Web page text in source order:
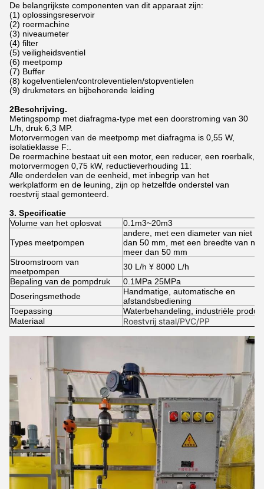
De belangrijkste componenten van dit apparaat zijn:
(1) oplossingsreservoir
(2) roermachine
(3) niveaumeter
(4) filter
(5) veiligheidsventiel
(6) meetpomp
(7) Buffer
(8) kogelventielen/controleventielen/stopventielen
(9) drukmeters en bijbehorende leiding
2Beschrijving.
Metingspomp met diafragma-type met een doorstroming van 30
L/h, druk 6,3 MP.
Motorvermogen van de meetpomp met diafragma is 0,55 W,
isolatieklasse F:.
De roermachine bestaat uit een motor, een reducer, een roerbalk,
motorvermogen 0,75 kW, reductieverhouding 11:
Alle onderdelen van de eenheid, met inbegrip van het
werkplatform en de leuning, zijn op hetzelfde onderstel van
roestvrij staal gemonteerd.
3. Specificatie
Volume van het oplosvat
0.1m3~20m3
Types meetpompen
andere, met een diameter van niet
dan 50 mm, met een breedte van niet
meer dan 50 mm
Stroomstroom van
meetpompen
30 L/h ¥ 8000 L/h
Bepaling van de pompdruk
0.1MPa 25MPa
Doseringsmethode
Handmatige, automatische en
afstandsbediening
Toepassing
Waterbehandeling, industriële
Materiaal
Roestvrij staal/PVC/PP